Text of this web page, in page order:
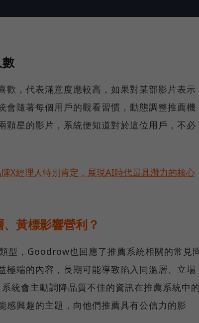
歡，代表滿意度應較高，如果對某部影片表示
會隨著每個用戶的觀看習慣，動態調整推薦機
顆星的影片，系統便知道對於這位用戶，不必
X經理人特別肯定，展現AI時代最具潛力的核心
黃標影響營利？
型，Goodrow也回應了推薦系統相關的常見
極端的內容，長期可能導致陷入同溫層、立場
統會主動調降品質不佳的資訊在推薦系統中
感興趣的主題，向他們推薦具有公信力的影